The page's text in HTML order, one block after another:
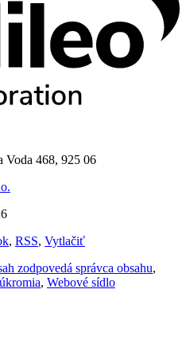
Voda 468, 925 06
, RSS, Vytlačiť
zodpovedá správca obsahu,
, Webové sídlo